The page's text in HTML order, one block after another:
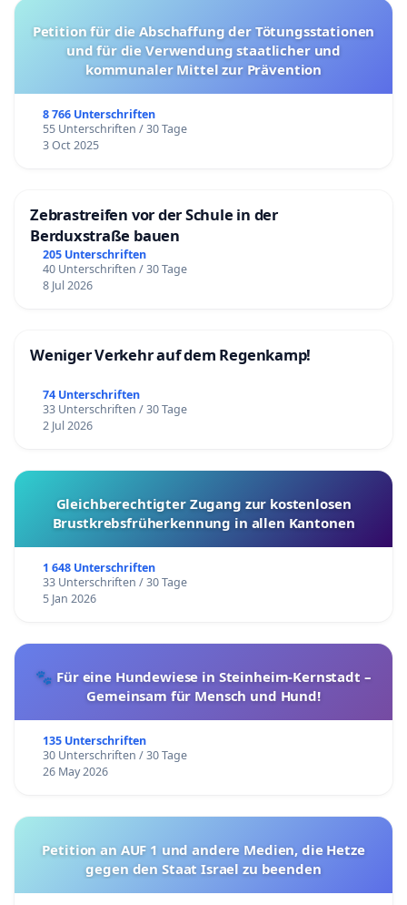
Petition für die Abschaffung der Tötungsstationen
und für die Verwendung staatlicher und
kommunaler Mittel zur Prävention
8 766 Unterschriften
55 Unterschriften / 30 Tage
3 Oct 2025
Zebrastreifen vor der Schule in der
Berduxstraße bauen
205 Unterschriften
40 Unterschriften / 30 Tage
8 Jul 2026
Weniger Verkehr auf dem Regenkamp!
74 Unterschriften
33 Unterschriften / 30 Tage
2 Jul 2026
Gleichberechtigter Zugang zur kostenlosen
Brustkrebsfrüherkennung in allen Kantonen
1 648 Unterschriften
33 Unterschriften / 30 Tage
5 Jan 2026
🐾 Für eine Hundewiese in Steinheim-Kernstadt –
Gemeinsam für Mensch und Hund!
135 Unterschriften
30 Unterschriften / 30 Tage
26 May 2026
Petition an AUF 1 und andere Medien, die Hetze
gegen den Staat Israel zu beenden